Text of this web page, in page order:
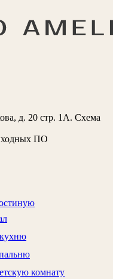
д. 20 стр. 1А. Схема
ПО
комнату